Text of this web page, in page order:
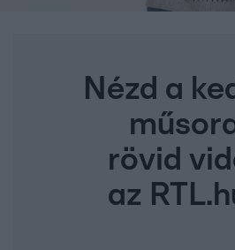
Nézd a
rövid
az